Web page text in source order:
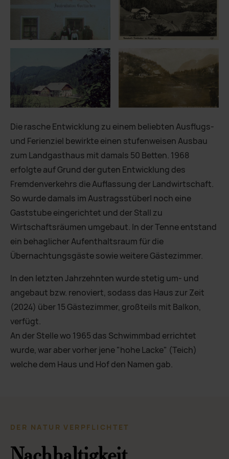
Die rasche Entwicklung zu einem beliebten Ausflugs-
und Ferienziel bewirkte einen stufenweisen Ausbau
zum Landgasthaus mit damals 50 Betten. 1968
erfolgte auf Grund der guten Entwicklung des
Fremdenverkehrs die Auflassung der Landwirtschaft.
So wurde damals im Austragsstüberl noch eine
Gaststube eingerichtet und der Stall zu
Wirtschaftsräumen umgebaut. In der Tenne entstand
ein behaglicher Aufenthaltsraum für die
Übernachtungsgäste sowie weitere Gästezimmer.
In den letzten Jahrzehnten wurde stetig um- und
angebaut bzw. renoviert, sodass das Haus zur Zeit
(2024) über 15 Gästezimmer, großteils mit Balkon,
verfügt.
An der Stelle wo 1965 das Schwimmbad errichtet
wurde, war aber vorher jene "hohe Lacke" (Teich)
welche dem Haus und Hof den Namen gab.
DER NATUR VERPFLICHTET